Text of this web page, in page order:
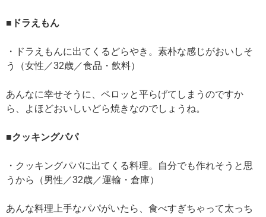
■ドラえもん
・ドラえもんに出てくるどらやき。素朴な感じがおいしそ
う（女性／32歳／食品・飲料）
あんなに幸せそうに、ペロッと平らげてしまうのですか
ら、よほどおいしいどら焼きなのでしょうね。
■クッキングパパ
・クッキングパパに出てくる料理。自分でも作れそうと思
うから（男性／32歳／運輸・倉庫）
あんな料理上手なパパがいたら、食べすぎちゃって太っち